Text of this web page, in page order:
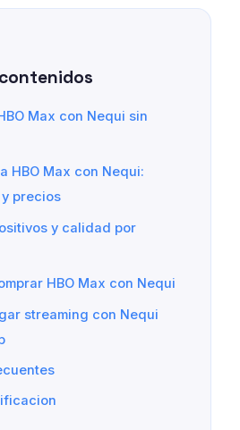
Max con Nequi sin
HBO Max con Nequi:
precios
y calidad por
HBO Max con Nequi
streaming con Nequi